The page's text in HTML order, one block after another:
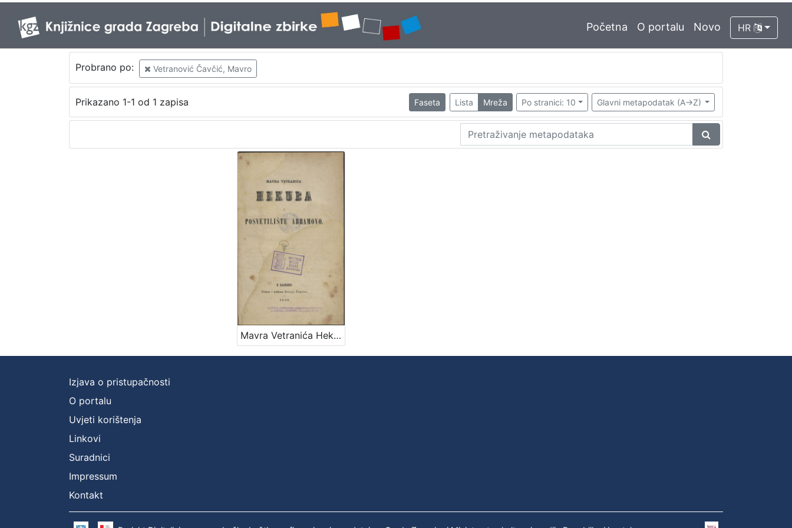
Početna O portalu Novo HR
Probrano po: Vetranović Čavčić, Mavro
Prikazano 1-1 od 1 zapisa Faseta Lista Mreža Po stranici: 10 Glavni metapodatak (A->Z)
Mavra Vetranića Hekuba i Posvetilište Abramovo
Izjava o pristupačnosti
O portalu
Uvjeti korištenja
Linkovi
Suradnici
Impressum
Kontakt